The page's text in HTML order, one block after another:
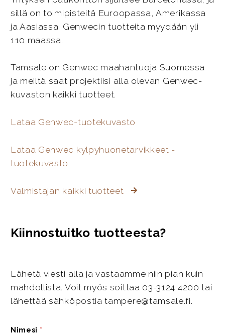
sillä on toimipisteitä Euroopassa, Amerikassa
ja Aasiassa. Genwecin tuotteita myydään yli
110 maassa.
Tamsale on Genwec maahantuoja Suomessa
ja meiltä saat projektiisi alla olevan Genwec-
kuvaston kaikki tuotteet.
Lataa Genwec-tuotekuvasto
Lataa Genwec kylpyhuonetarvikkeet -
tuotekuvasto
Valmistajan kaikki tuotteet
Kiinnostuitko tuotteesta?
Lähetä viesti alla ja vastaamme niin pian kuin
mahdollista. Voit myös soittaa 03-3124 4200 tai
lähettää sähköpostia tampere@tamsale.fi.
Nimesi *